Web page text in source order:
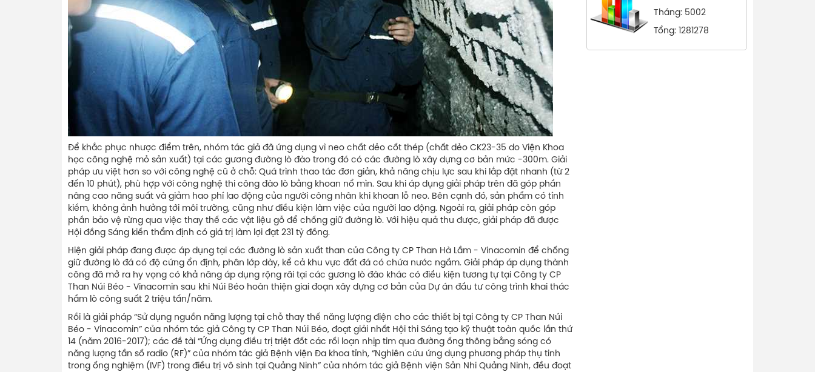
Để khắc phục nhược điểm trên, nhóm tác giả đã ứng dụng vì neo chất dẻo cốt thép (chất dẻo CK23-35 do Viện Khoa
học công nghệ mỏ sản xuất) tại các gương đường lò đào trong đó có các đường lò xây dựng cơ bản mức -300m. Giải
pháp ưu việt hơn so với công nghệ cũ ở chỗ: Quá trình thao tác đơn giản, khả năng chịu lực sau khi lắp đặt nhanh (từ 2
đến 10 phút), phù hợp với công nghệ thi công đào lò bằng khoan nổ mìn. Sau khi áp dụng giải pháp trên đã góp phần
nâng cao năng suất và giảm hao phí lao động của người công nhân khi khoan lỗ neo. Bên cạnh đó, sản phẩm có tính
kiềm, không ảnh hưởng tới môi trường, cũng như điều kiện làm việc của người lao động. Ngoài ra, giải pháp còn góp
phần bảo vệ rừng qua việc thay thế các vật liệu gỗ để chống giữ đường lò. Với hiệu quả thu được, giải pháp đã được
Hội đồng Sáng kiến thẩm định có giá trị làm lợi đạt 231 tỷ đồng.
Hiện giải pháp đang được áp dụng tại các đường lò sản xuất than của Công ty CP Than Hà Lầm - Vinacomin để chống
giữ đường lò đá có độ cứng ổn định, phân lớp dày, kể cả khu vực đất đá có chứa nước ngầm. Giải pháp áp dụng thành
công đã mở ra hy vọng có khả năng áp dụng rộng rãi tại các gương lò đào khác có điều kiện tương tự tại Công ty CP
Than Núi Béo - Vinacomin sau khi Núi Béo hoàn thiện giai đoạn xây dựng cơ bản của Dự án đầu tư công trình khai thác
hầm lò công suất 2 triệu tấn/năm.
Rồi là giải pháp “Sử dụng nguồn năng lượng tại chỗ thay thế năng lượng điện cho các thiết bị tại Công ty CP Than Núi
Béo - Vinacomin” của nhóm tác giả Công ty CP Than Núi Béo, đoạt giải nhất Hội thi Sáng tạo kỹ thuật toàn quốc lần thứ
14 (năm 2016-2017); các đề tài “Ứng dụng điều trị triệt đốt các rối loạn nhịp tim qua đường ống thông bằng sóng có
năng lượng tần số radio (RF)” của nhóm tác giả Bệnh viện Đa khoa tỉnh, “Nghiên cứu ứng dụng phương pháp thụ tinh
trong ống nghiệm (IVF) trong điều trị vô sinh tại Quảng Ninh” của nhóm tác giả Bệnh viện Sản Nhi Quảng Ninh, đều đoạt
Tháng: 5002
Tổng: 1281278